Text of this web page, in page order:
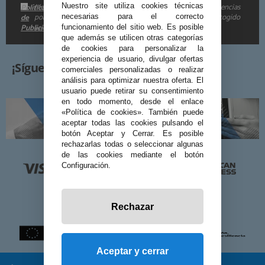
Me gustaría recibir descuentos exclusivos, novedades y tendencias
por e-mail. Puedo darme de baja cuando quiera según lo recogido
en la
Política
de
Publicidad
¡Síguenos!
Nuestro site utiliza cookies técnicas
necesarias para el correcto
funcionamiento del sitio web. Es posible
que además se utilicen otras categorías
de cookies para personalizar la
experiencia de usuario, divulgar ofertas
comerciales personalizadas o realizar
análisis para optimizar nuestra oferta. El
usuario puede retirar su consentimiento
en todo momento, desde el enlace
«Política de cookies». También puede
aceptar todas las cookies pulsando el
botón Aceptar y Cerrar. Es posible
rechazarlas todas o seleccionar algunas
de las cookies mediante el botón
Configuración.
Rechazar
Aceptar y cerrar